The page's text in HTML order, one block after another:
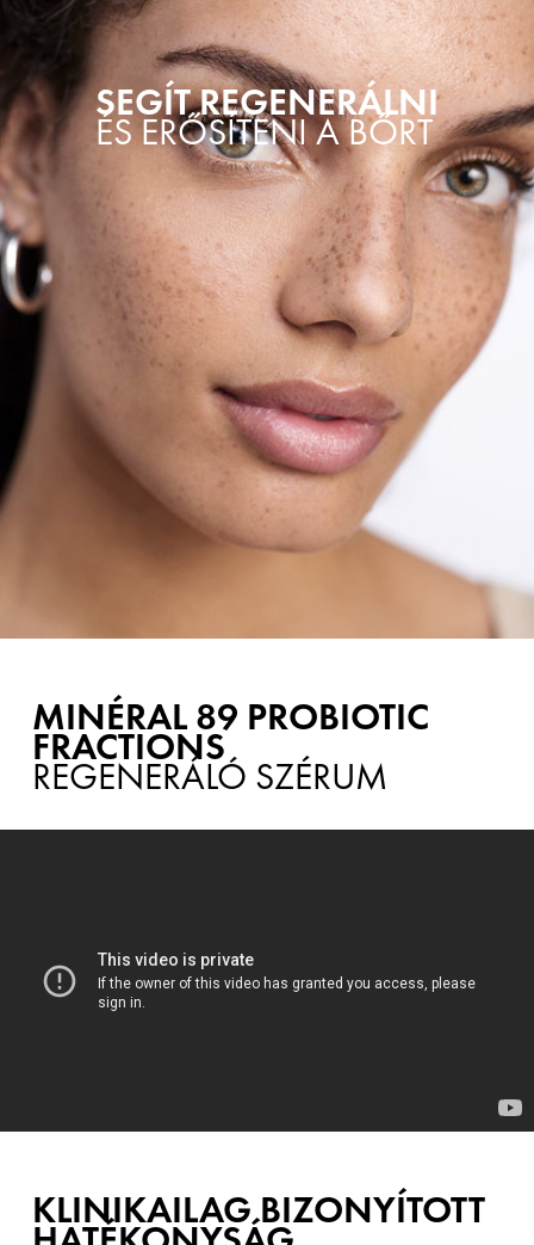
SEGÍT REGENERÁLNI
ÉS ERŐSÍTENI A BŐRT
MINÉRAL 89 PROBIOTIC
FRACTIONS
REGENERÁLÓ SZÉRUM
KLINIKAILAG BIZONYÍTOTT